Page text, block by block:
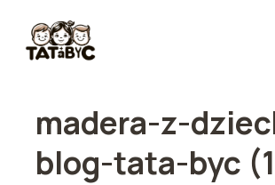
madera-z-
blog-tata-byc